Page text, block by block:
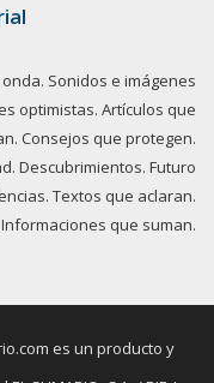
Sonidos e imágenes
optimistas. Artículos que
Consejos que protegen.
Descubrimientos. Futuro
Textos que aclaran.
Informaciones que suman.
es un producto y